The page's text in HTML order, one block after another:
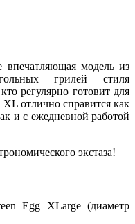
модель из
грилей стиля
регулярно готовит для
отлично справится как
и с ежедневной работой
экстаза!
Egg XLarge (диаметр